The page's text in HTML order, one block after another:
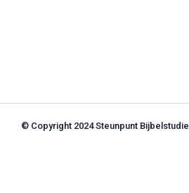
© Copyright 2024 Steunpunt Bijbelstudie